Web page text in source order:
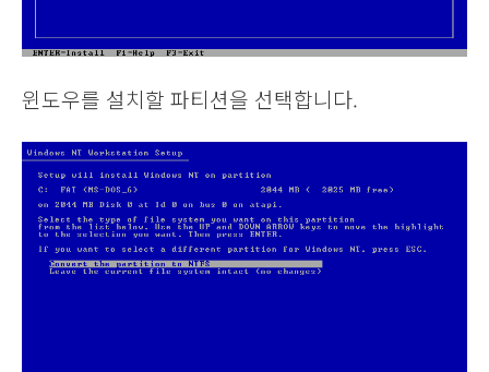
윈도우를 설치할 파티션을 선택합니다.